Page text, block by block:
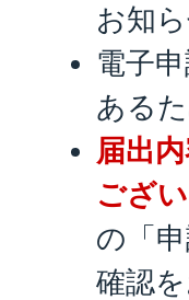
お知
電子
ある
届出
ござ
の「
確認